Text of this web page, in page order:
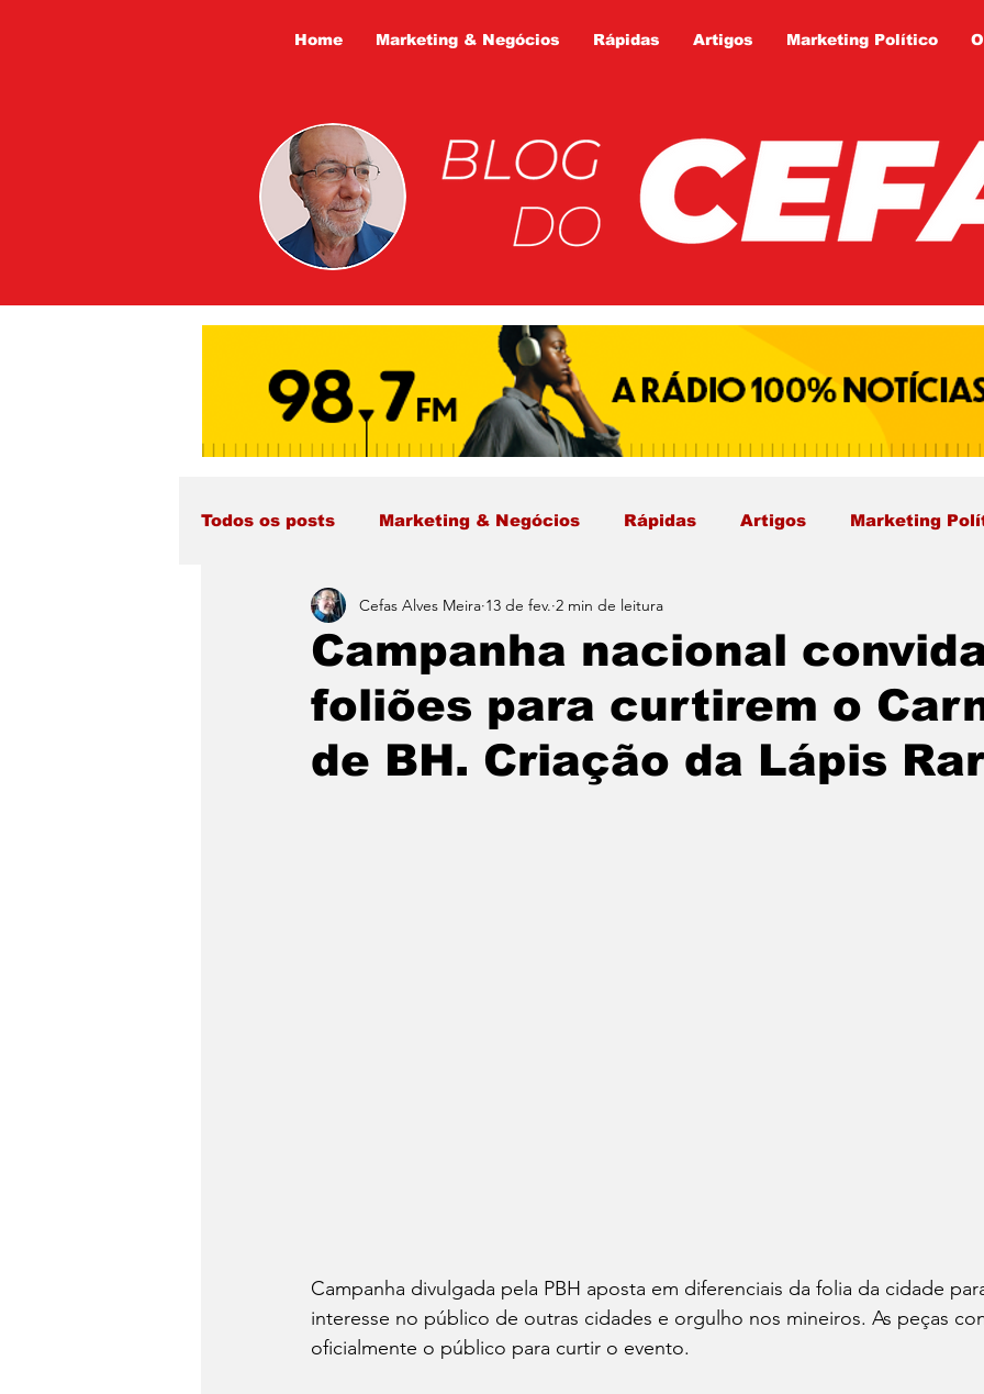
Home Marketing & Negócios Rápidas Artigos Marketing Político
Todos os posts Marketing & Negócios Rápidas Artigos Marketing
Campanha nacional
foliões para curtirem o
de BH. Criação da Lápis
Cefas Alves Meira 13 de fev. 2 min de leitura
Campanha divulgada pela PBH aposta em diferenciais da folia da cidade
interesse no público de outras cidades e orgulho nos mineiros. As peças
oficialmente o público para curtir o evento.